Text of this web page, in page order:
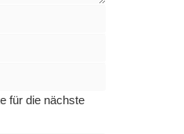
für die nächste